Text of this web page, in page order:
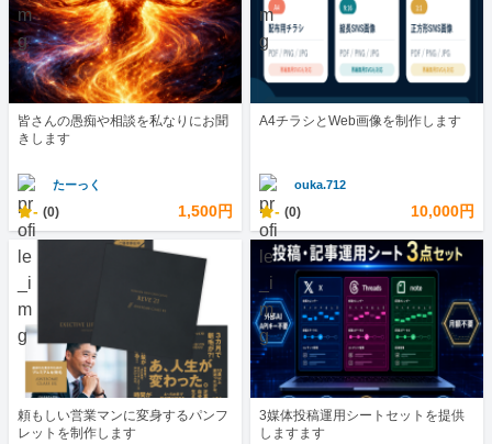
皆さんの愚痴や相談を私なりにお聞
きします
たーっく
- (0) 1,500円
A4チラシとWeb画像を制作します
ouka.712
- (0) 10,000円
頼もしい営業マンに変身するパンフ
レットを制作します
3媒体投稿運用シートセットを提供
しますます